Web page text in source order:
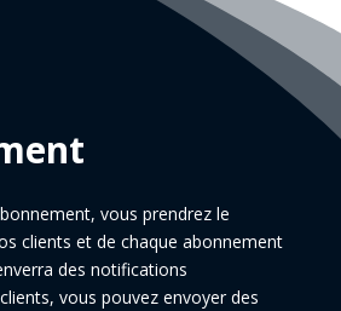
vous prendrez le
clients et de chaque abonnement
des notifications
vous pouvez envoyer des